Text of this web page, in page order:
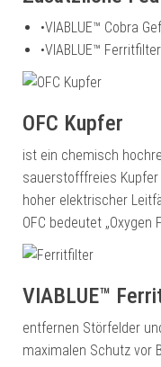
•VIABLUE™ Cobra
•VIABLUE™
OFC Kupfer
ist ein chemisch
sauerstofffreies
hoher elektrischer
OFC bedeutet „Oxygen
VIABLUE™
entfernen Störfelder
maximalen Schutz vor